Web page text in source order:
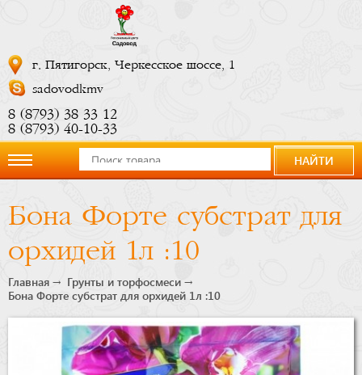
г. Пятигорск, Черкесское шоссе, 1
sadovodkmv
8 (8793) 38 33 12
8 (8793) 40-10-33
компании
Новости
Купить
сейчас
НАЙТИ
Бона Форте субстрат для
орхидей 1л :10
Главная
Грунты и торфосмеси
Бона Форте субстрат для орхидей 1л :10